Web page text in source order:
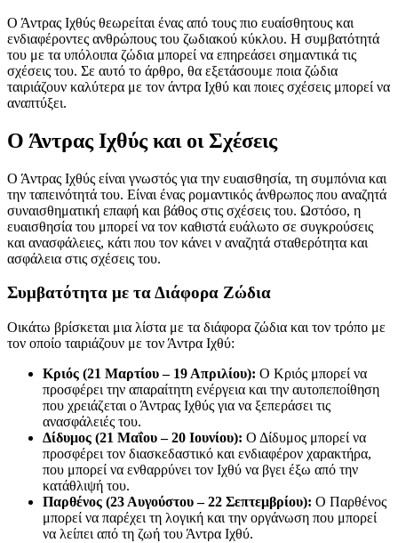
Ο Άντρας Ιχθύς θεωρείται ένας από τους πιο ευαίσθητους και
ενδιαφέροντες ανθρώπους του ζωδιακού κύκλου. Η συμβατότητά
του με τα υπόλοιπα ζώδια μπορεί να επηρεάσει σημαντικά τις
σχέσεις του. Σε αυτό το άρθρο, θα εξετάσουμε ποια ζώδια
ταιριάζουν καλύτερα με τον άντρα Ιχθύ και ποιες σχέσεις μπορεί να
αναπτύξει.
Ο Άντρας Ιχθύς και οι Σχέσεις
Ο Άντρας Ιχθύς είναι γνωστός για την ευαισθησία, τη συμπόνια και
την ταπεινότητά του. Είναι ένας ρομαντικός άνθρωπος που αναζητά
συναισθηματική επαφή και βάθος στις σχέσεις του. Ωστόσο, η
ευαισθησία του μπορεί να τον καθιστά ευάλωτο σε συγκρούσεις
και ανασφάλειες, κάτι που τον κάνει ν αναζητά σταθερότητα και
ασφάλεια στις σχέσεις του.
Συμβατότητα με τα Διάφορα Ζώδια
Οικάτω βρίσκεται μια λίστα με τα διάφορα ζώδια και τον τρόπο με
τον οποίο ταιριάζουν με τον Άντρα Ιχθύ:
Κριός (21 Μαρτίου – 19 Απριλίου): Ο Κριός μπορεί να
προσφέρει την απαραίτητη ενέργεια και την αυτοπεποίθηση
που χρειάζεται ο Άντρας Ιχθύς για να ξεπεράσει τις
ανασφάλειές του.
Δίδυμος (21 Μαΐου – 20 Ιουνίου): Ο Δίδυμος μπορεί να
προσφέρει τον διασκεδαστικό και ενδιαφέρον χαρακτήρα,
που μπορεί να ενθαρρύνει τον Ιχθύ να βγει έξω από την
κατάθλιψή του.
Παρθένος (23 Αυγούστου – 22 Σεπτεμβρίου): Ο Παρθένος
μπορεί να παρέχει τη λογική και την οργάνωση που μπορεί
να λείπει από τη ζωή του Άντρα Ιχθύ.